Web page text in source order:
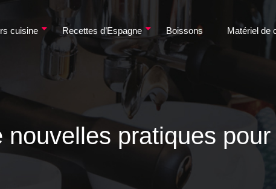
cuisine Recettes d’Espagne Boissons Matériel de
pratiques